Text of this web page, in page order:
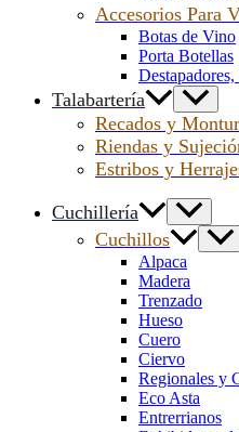
Accesorios Para
Botas de Vino
Porta Botellas
Talabartería
Recados y
Riendas y
Estribos y
Cuchillería
Cuchillos
Alpaca
Madera
Trenzado
Hueso
Cuero
Ciervo
Regionales y
Eco Asta
Entrerrianos